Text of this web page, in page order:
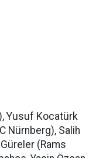
Yusuf Kocatürk
Nürnberg), Salih
(Rams